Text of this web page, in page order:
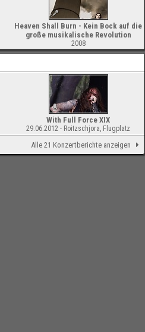
Heaven Shall Burn - Kein Bock auf die
große musikalische Revolution
2008
With Full Force XIX
29.06.2012 - Roitzschjora, Flugplatz
Alle 21 Konzertberichte anzeigen